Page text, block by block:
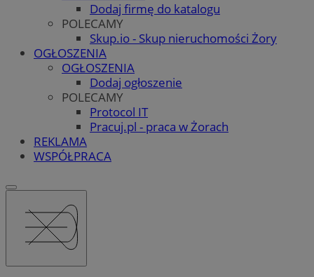
Dodaj firmę do katalogu
POLECAMY
Skup.io - Skup nieruchomości Żory
OGŁOSZENIA
OGŁOSZENIA
Dodaj ogłoszenie
POLECAMY
Protocol IT
Pracuj.pl - praca w Żorach
REKLAMA
WSPÓŁPRACA